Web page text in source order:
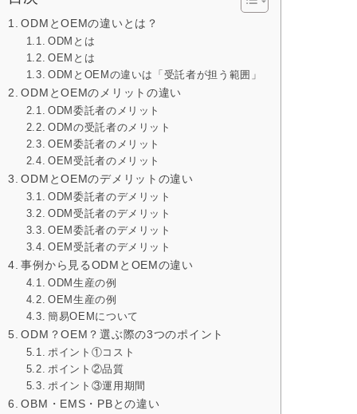
ODMとOEMの違いとは？
ODMとは
OEMとは
ODMとOEMの違いは「受託者が担う範囲」
ODMとOEMのメリットの違い
ODM委託者のメリット
ODMの受託者のメリット
OEM委託者のメリット
OEM受託者のメリット
ODMとOEMのデメリットの違い
ODM委託者のデメリット
ODM受託者のデメリット
OEM委託者のデメリット
OEM受託者のデメリット
事例から見るODMとOEMの違い
ODM生産の例
OEM生産の例
簡易OEMについて
ODM？OEM？選ぶ際の3つのポイント
ポイント①コスト
ポイント②品質
ポイント③運用期間
OBM・EMS・PBとの違い